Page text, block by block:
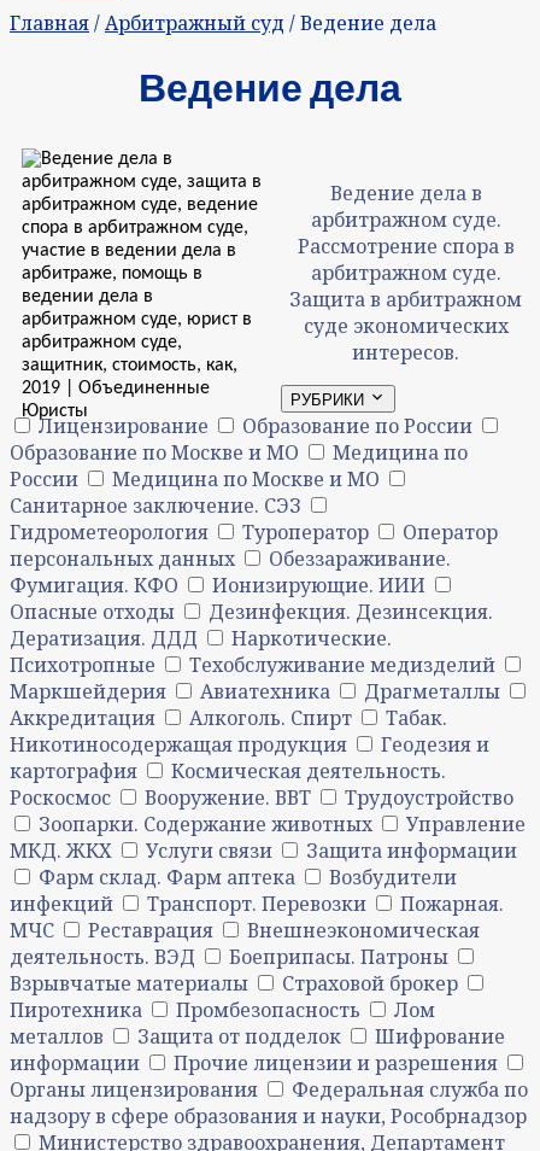
Главная/Арбитражный суд / Ведение дела
Ведение дела
Ведение дела в
арбитражном суде.
Рассмотрение спора в
арбитражном суде.
Защита в арбитражном
суде экономических
интересов.
РУБРИКИ
Лицензирование
Образование по России
Образование по Москве и МО
Медицина по
России
Медицина по Москве и МО
Санитарное заключение. СЭЗ
Гидрометеорология
Туроператор
Оператор
персональных данных
Обеззараживание.
Фумигация. КФО
Ионизирующие. ИИИ
Опасные отходы
Дезинфекция. Дезинсекция.
Дератизация. ДДД
Наркотические.
Психотропные
Техобслуживание медизделий
Маркшейдерия
Авиатехника
Драгметаллы
Аккредитация
Алкоголь. Спирт
Табак.
Никотиносодержащая продукция
Геодезия и
картография
Космическая деятельность.
Роскосмос
Вооружение. ВВТ
Трудоустройство
Зоопарки. Содержание животных
Управление
МКД. ЖКХ
Услуги связи
Защита информации
Фарм склад. Фарм аптека
Возбудители
инфекций
Транспорт. Перевозки
Пожарная.
МЧС
Реставрация
Внешнеэкономическая
деятельность. ВЭД
Боеприпасы. Патроны
Взрывчатые материалы
Страховой брокер
Пиротехника
Промбезопасность
Лом
металлов
Защита от подделок
Шифрование
информации
Прочие лицензии и разрешения
Органы лицензирования
Федеральная служба по
надзору в сфере образования и науки, Рособрнадзор
Министерство здравоохранения, Департамент